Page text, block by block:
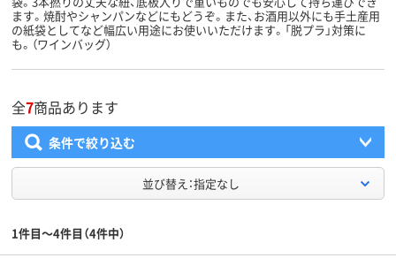
ます。焼酎やシャンパンなどにもどうぞ。また、お酒用以外にも手土産用
の紙袋としてなど幅広い用途にお使いいただけます。「脱プラ」対策に
も。（ワインバッグ）
全7商品あります
条件で絞り込む
並び替え：指定なし
1件目～4件目（4件中）